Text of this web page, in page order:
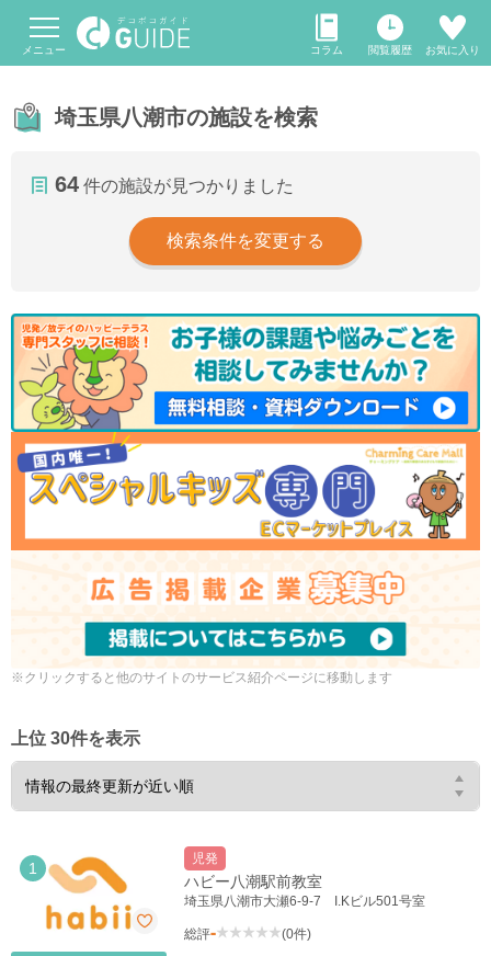
メニュー コラム 閲覧履歴 お気に入り
埼玉県八潮市の施設を検索
64 件の施設が見つかりました
検索条件を変更する
※クリックすると他のサイトのサービス紹介ページに移動します
上位 30件を表示
1
児発
ハビー八潮駅前教室
埼玉県八潮市大瀬6-9-7 I.Kビル501号室
総評- (0件)